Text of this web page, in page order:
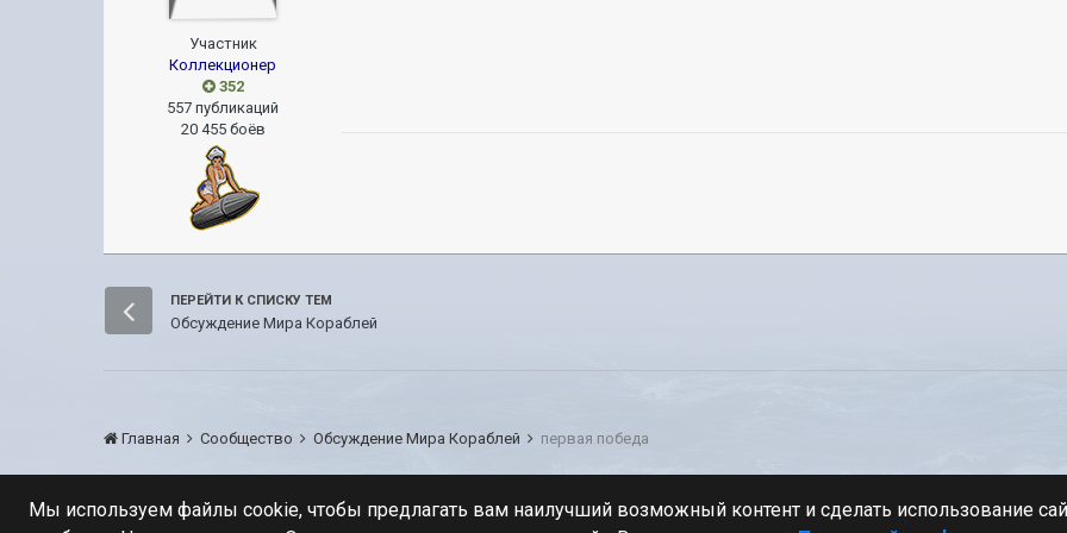
Участник
Коллекционер
352
557 публикаций
20 455 боёв
ПЕРЕЙТИ К СПИСКУ ТЕМ
Обсуждение Мира Кораблей
Главная Сообщество Обсуждение Мира Кораблей первая победа
Мы используем файлы cookie, чтобы предлагать вам наилучший возможный контент и сделать использование